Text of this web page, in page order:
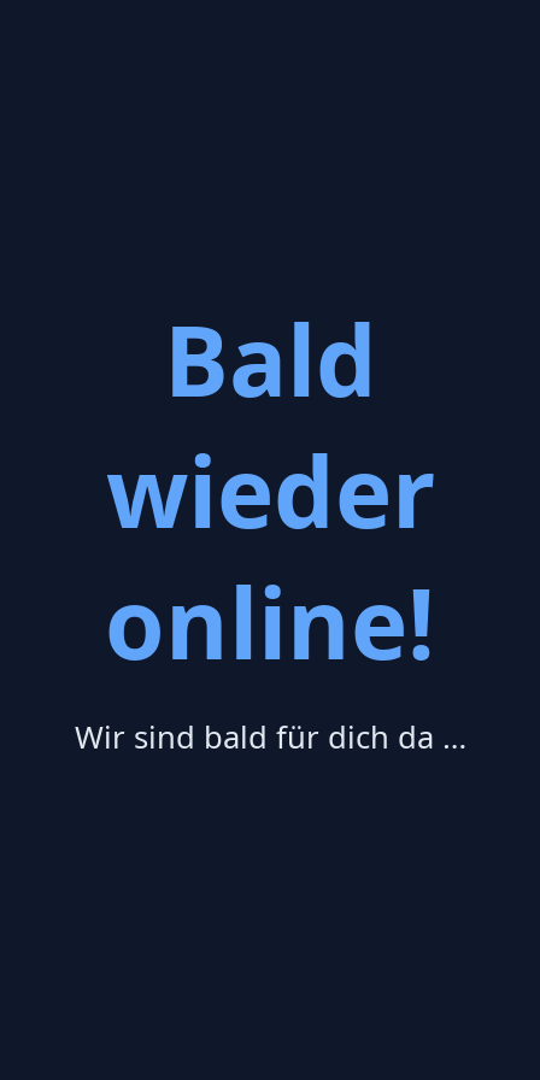
Bald
wieder
online!
Wir sind bald für dich da …